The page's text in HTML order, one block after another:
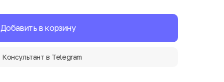
Добавить в корзину
Консультант в Telegram